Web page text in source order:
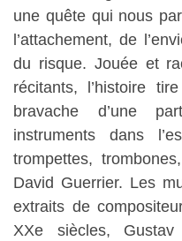
une quête qui nous
l’attachement, de
du risque. Jouée et
récitants, l’histoire
bravache d’une
instruments dans
trompettes,
David Guerrier. Les
extraits de
XXe siècles,